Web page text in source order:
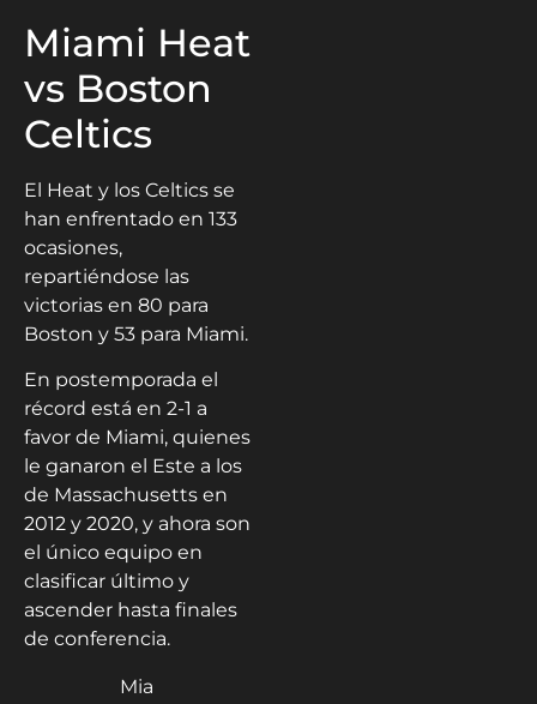
Miami Heat
vs Boston
Celtics
El Heat y los Celtics se
han enfrentado en 133
ocasiones,
repartiéndose las
victorias en 80 para
Boston y 53 para Miami.
En postemporada el
récord está en 2-1 a
favor de Miami, quienes
le ganaron el Este a los
de Massachusetts en
2012 y 2020, y ahora son
el único equipo en
clasificar último y
ascender hasta finales
de conferencia.
Mia